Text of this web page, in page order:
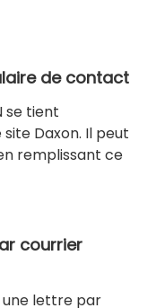
de contact
se tient
Daxon. Il peut
remplissant ce
courrier
une lettre par